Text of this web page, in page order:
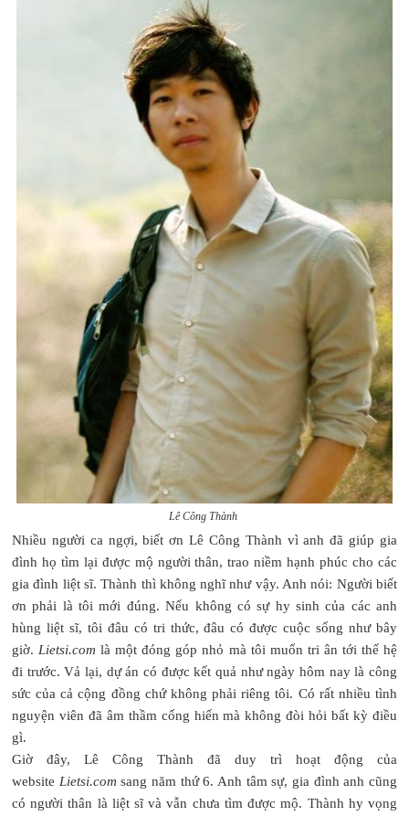
Lê Công Thành
Nhiều người ca ngợi, biết ơn Lê Công Thành vì anh đã giúp gia
đình họ tìm lại được mộ người thân, trao niềm hạnh phúc cho các
gia đình liệt sĩ. Thành thì không nghĩ như vậy. Anh nói: Người biết
ơn phải là tôi mới đúng. Nếu không có sự hy sinh của các anh
hùng liệt sĩ, tôi đâu có tri thức, đâu có được cuộc sống như bây
giờ. Lietsi.com là một đóng góp nhỏ mà tôi muốn tri ân tới thế hệ
đi trước. Vả lại, dự án có được kết quả như ngày hôm nay là công
sức của cả cộng đồng chứ không phải riêng tôi. Có rất nhiều tình
nguyện viên đã âm thầm cống hiến mà không đòi hỏi bất kỳ điều
gì.
Giờ đây, Lê Công Thành đã duy trì hoạt động của
website Lietsi.com sang năm thứ 6. Anh tâm sự, gia đình anh cũng
có người thân là liệt sĩ và vẫn chưa tìm được mộ. Thành hy vọng